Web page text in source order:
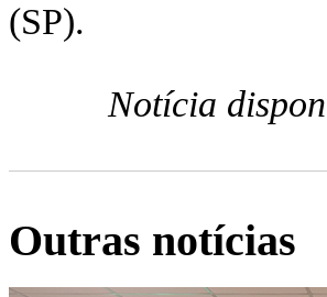
(SP).
Notícia
Outras notícias